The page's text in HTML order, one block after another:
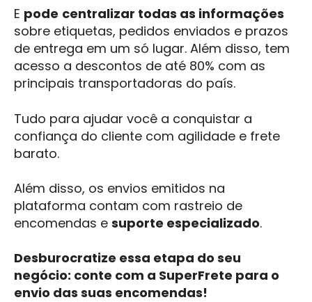
E pode centralizar todas as informações
sobre etiquetas, pedidos enviados e prazos
de entrega em um só lugar. Além disso, tem
acesso a descontos de até 80% com as
principais transportadoras do país.
Tudo para ajudar você a conquistar a
confiança do cliente com agilidade e frete
barato.
Além disso, os envios emitidos na
plataforma contam com rastreio de
encomendas e suporte especializado.
Desburocratize essa etapa do seu
negócio: conte com a SuperFrete para o
envio das suas encomendas!